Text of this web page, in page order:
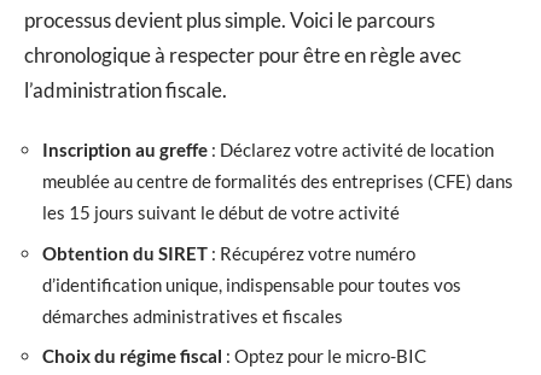
processus devient plus simple. Voici le parcours
chronologique à respecter pour être en règle avec
l’administration fiscale.
Inscription au greffe : Déclarez votre activité de location
meublée au centre de formalités des entreprises (CFE) dans
les 15 jours suivant le début de votre activité
Obtention du SIRET : Récupérez votre numéro
d’identification unique, indispensable pour toutes vos
démarches administratives et fiscales
Choix du régime fiscal : Optez pour le micro-BIC